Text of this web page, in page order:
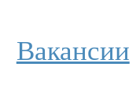
Вакансии